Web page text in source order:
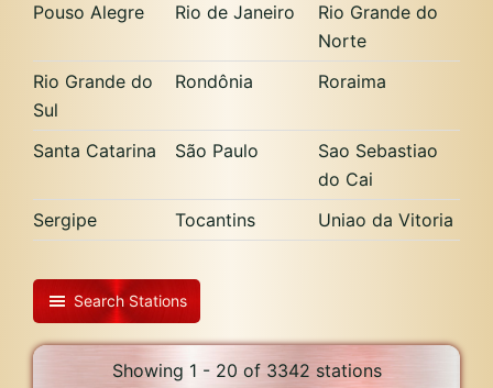
Pouso Alegre
Rio de Janeiro
Rio Grande do
Norte
Rio Grande do
Sul
Rondônia Roraima
Santa Catarina São Paulo
Sao Sebastiao
do Cai
Sergipe
Tocantins Uniao da Vitoria
Search Stations
Showing 1 - 20 of 3342 stations